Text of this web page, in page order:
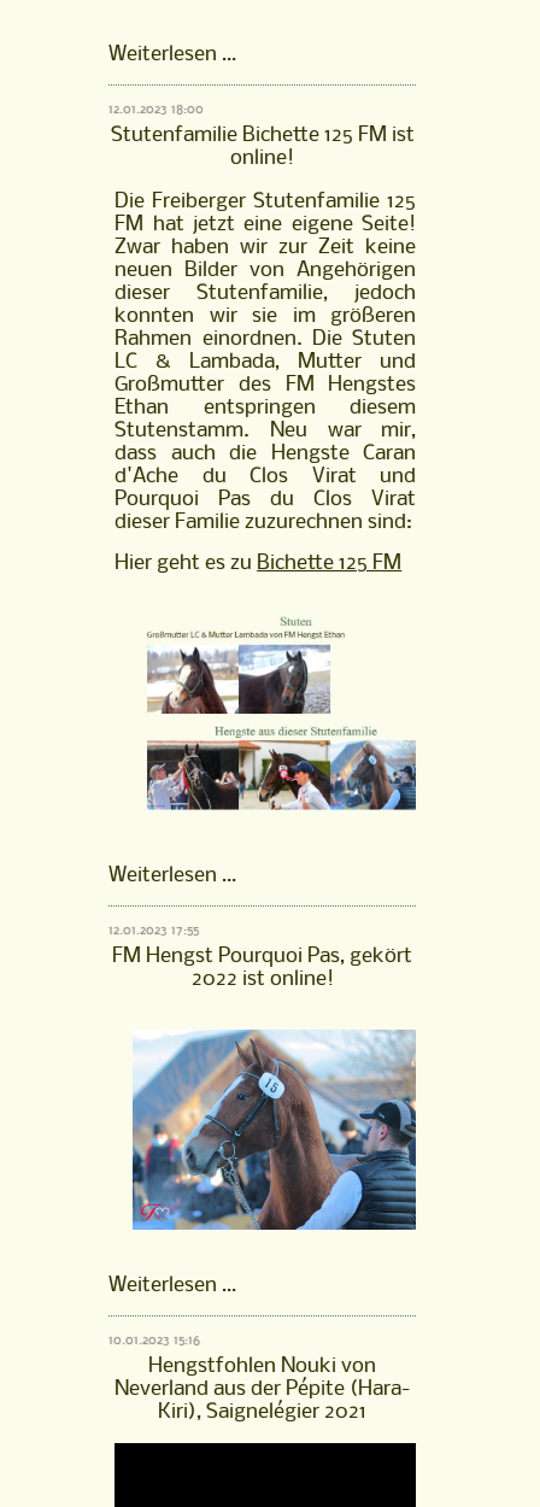
Weiterlesen …FM
vom
Kappensand
ist
online!
12.01.2023 18:00
Stutenfamilie Bichette 125 FM ist
online!
Die Freiberger Stutenfamilie 125
FM hat jetzt eine eigene Seite!
Zwar haben wir zur Zeit keine
neuen Bilder von Angehörigen
dieser Stutenfamilie, jedoch
konnten wir sie im größeren
Rahmen einordnen. Die Stuten
LC & Lambada, Mutter und
Großmutter des FM Hengstes
Ethan entspringen diesem
Stutenstamm. Neu war mir,
dass auch die Hengste Caran
d'Ache du Clos Virat und
Pourquoi Pas du Clos Virat
dieser Familie zuzurechnen sind:
Hier geht es zu Bichette 125 FM
Weiterlesen …Stutenfamilie
ist
online!
12.01.2023 17:55
FM Hengst Pourquoi Pas, gekört
2022 ist online!
Weiterlesen …FM
Pas,
gekört
2022
ist
online!
10.01.2023 15:16
Hengstfohlen Nouki von
Neverland aus der Pépite (Hara-
Kiri), Saignelégier 2021